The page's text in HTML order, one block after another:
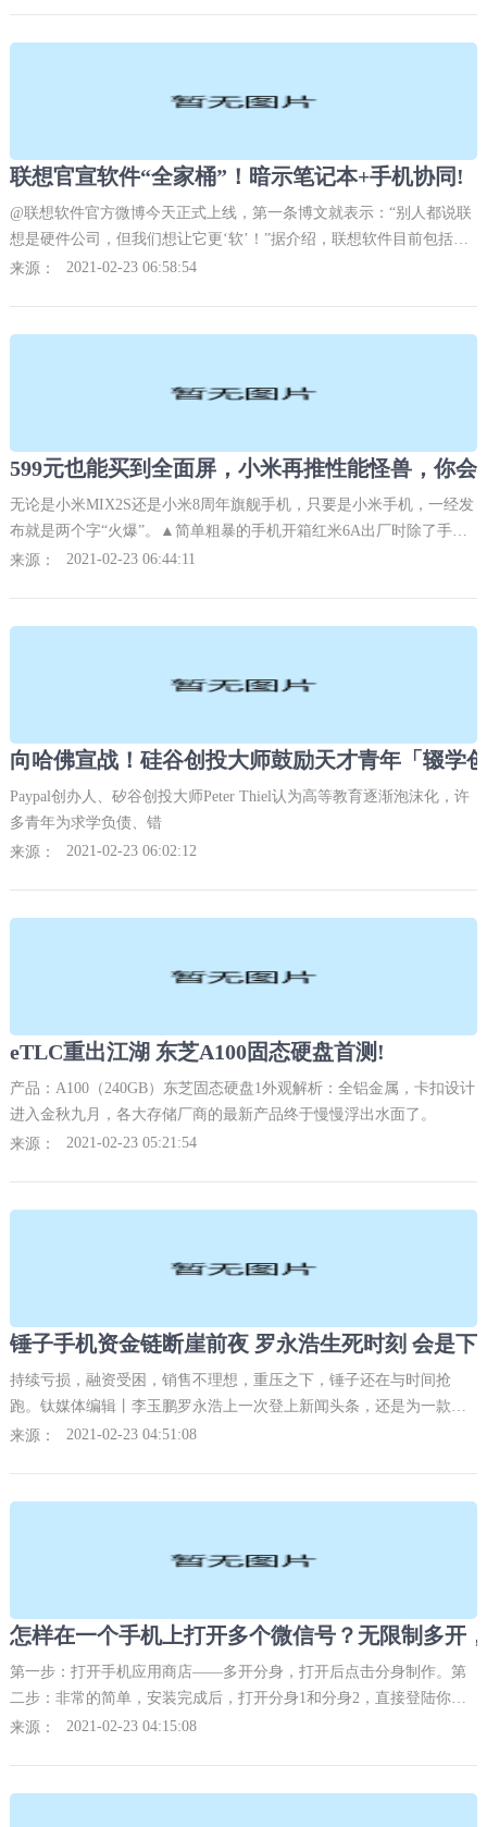
联想官宣软件“全家桶”！暗示笔记本+手机协同!
@联想软件官方微博今天正式上线，第一条博文就表示：“别人都说联
想是硬件公司，但我们想让它更‘软’！”据介绍，联想软件目前包括联
想电脑管家、联想锁屏、联想软件商店、联想云服务、联想云游戏、
来源： 2021-02-23 06:58:54
599元也能买到全面屏，小米再推性能怪兽，你会
无论是小米MIX2S还是小米8周年旗舰手机，只要是小米手机，一经发
布就是两个字“火爆”。▲简单粗暴的手机开箱红米6A出厂时除了手机
之外，附带了电源适配器、MicroUSB数据线、卡针、说明书、保修
来源： 2021-02-23 06:44:11
向哈佛宣战！硅谷创投大师鼓励天才青年「辍学
Paypal创办人、矽谷创投大师Peter Thiel认为高等教育逐渐泡沫化，许
多青年为求学负债、错
来源：
2021-02-23 06:02:12
eTLC重出江湖 东芝A100固态硬盘首测!
产品：A100（240GB）东芝固态硬盘1外观解析：全铝金属，卡扣设计
进入金秋九月，各大存储厂商的最新产品终于慢慢浮出水面了。
来源：
2021-02-23 05:21:54
持续亏损，融资受困，销售不理想，重压之下，锤子还在与时间抢
跑。钛媒体编辑丨李玉鹏罗永浩上一次登上新闻头条，还是为一款名
为“子弹短信”的产品和团队站台。
来源： 2021-02-23 04:51:08
第一步：打开手机应用商店——多开分身，打开后点击分身制作。第
二步：非常的简单，安装完成后，打开分身1和分身2，直接登陆你的
微信就可以了。
来源： 2021-02-23 04:15:08